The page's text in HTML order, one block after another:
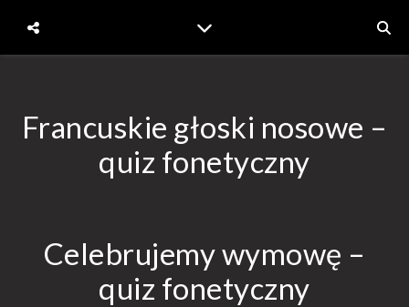
Francuskie głoski nosowe –
quiz fonetyczny
Celebrujemy wymowę –
quiz fonetyczny